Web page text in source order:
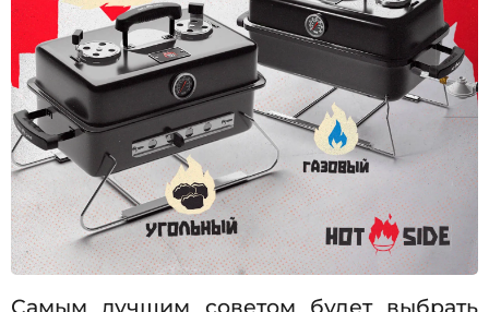
Самым лучшим советом будет выбрать